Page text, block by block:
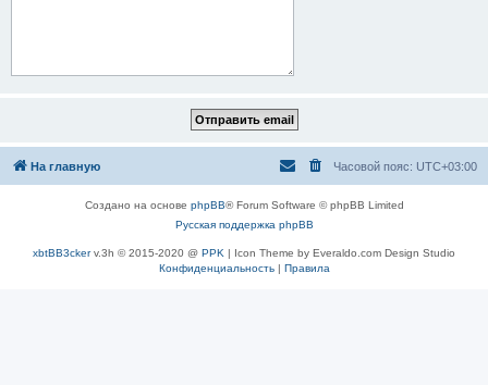
На главную Часовой пояс: UTC+03:00
Создано на основе phpBB® Forum Software © phpBB Limited
Русская поддержка phpBB
xbtBB3ckerv.3h © 2015-2020 @ PPK | Icon Theme by Everaldo.com Design Studio
Конфиденциальность| Правила